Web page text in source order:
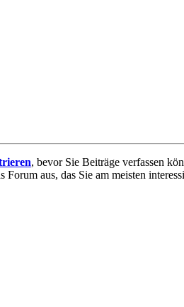
, bevor Sie Beiträge verfassen
aus, das Sie am meisten